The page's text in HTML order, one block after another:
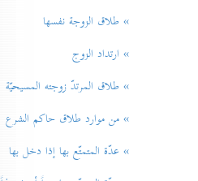
» طلاق الزوجة نفسها
» ارتداد الزوج
» طلاق المرتدّ زوجته المسيحيّة
» من موارد طلاق حاكم الشرع
» عدّة المتمتّع بها إذا دخل بها